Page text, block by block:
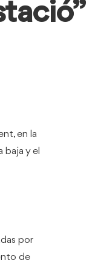
en la
y el
por
de